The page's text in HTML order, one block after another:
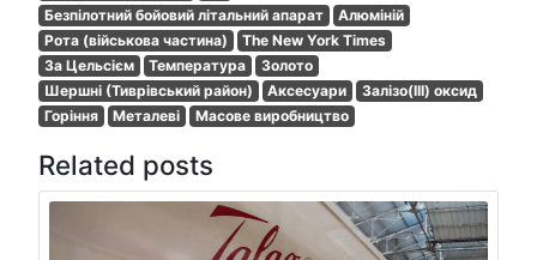
Безпілотний бойовий літальний апарат
Алюміній
Рота (військова частина)
The New York Times
За Цельсієм
Температура
Золото
Шершні (Тиврівський район)
Аксесуари
Залізо(ІІІ) оксид
Горіння
Металеві Масове виробництво
Related posts